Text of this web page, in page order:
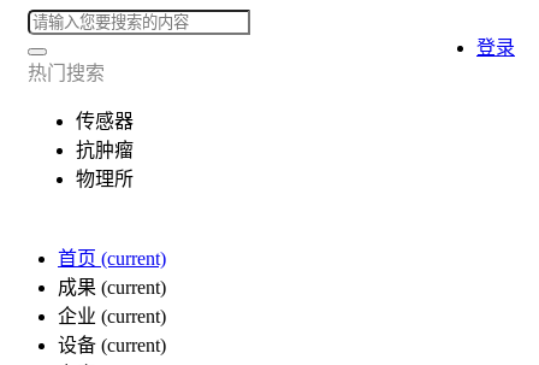
热门搜索
传感器
抗肿瘤
物理所
首页 (current)
成果 (current)
企业 (current)
设备 (current)
登录